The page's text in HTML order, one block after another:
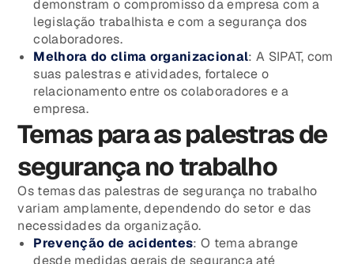
demonstram o compromisso da empresa com a
legislação trabalhista e com a segurança dos
colaboradores.
Melhora do clima organizacional: A SIPAT, com
suas palestras e atividades, fortalece o
relacionamento entre os colaboradores e a
empresa.
Temas para as palestras de
segurança no trabalho
Os temas das palestras de segurança no trabalho
variam amplamente, dependendo do setor e das
necessidades da organização.
Prevenção de acidentes: O tema abrange
desde medidas gerais de segurança até